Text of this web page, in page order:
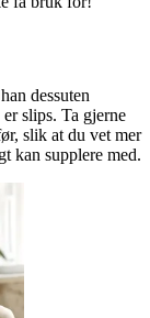
dessuten
slips. Ta gjerne
slik at du vet mer
kan supplere med.